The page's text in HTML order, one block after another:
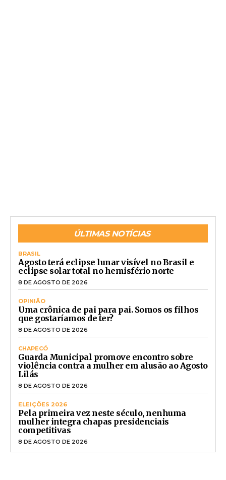
ÚLTIMAS NOTÍCIAS
BRASIL
Agosto terá eclipse lunar visível no Brasil e
eclipse solar total no hemisfério norte
8 DE AGOSTO DE 2026
OPINIÃO
Uma crônica de pai para pai. Somos os filhos
que gostaríamos de ter?
8 DE AGOSTO DE 2026
CHAPECÓ
Guarda Municipal promove encontro sobre
violência contra a mulher em alusão ao Agosto
Lilás
8 DE AGOSTO DE 2026
ELEIÇÕES 2026
Pela primeira vez neste século, nenhuma
mulher integra chapas presidenciais
competitivas
8 DE AGOSTO DE 2026